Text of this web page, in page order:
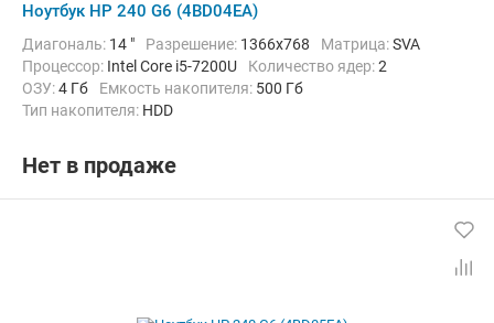
Ноутбук HP 240 G6 (4BD04EA)
Диагональ: 14 " Разрешение: 1366x768 Матрица:SVA
Процессор: Intel Core i5-7200U Количество ядер:2
ОЗУ:4 Гб Емкость накопителя: 500 Гб
Тип накопителя: HDD
Операционная система:
Вес:1.85 кг
Нет в продаже